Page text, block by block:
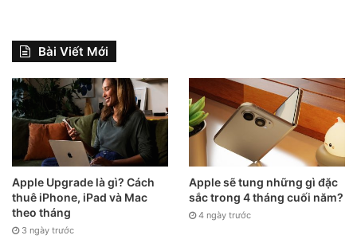
Bài Viết Mới
Apple Upgrade là gì? Cách
thuê iPhone, iPad và Mac
theo tháng
3 ngày trước
Apple sẽ tung những gì đặc
sắc trong 4 tháng cuối năm?
4 ngày trước